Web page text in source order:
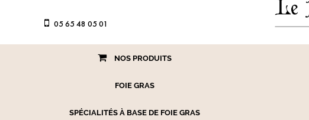
05 65 48 05 01
NOS PRODUITS
FOIE GRAS
SPÉCIALITÉS À BASE DE FOIE GRAS